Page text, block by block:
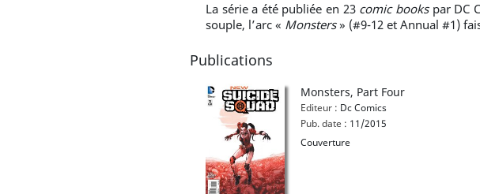
La série a été publiée en 23 comic bookspar DC
souple, l’arc « Monsters» (#9-12 et Annual #1)
Publications
Monsters, Part Four
Editeur : Dc Comics
Pub. date : 11/2015
Couverture